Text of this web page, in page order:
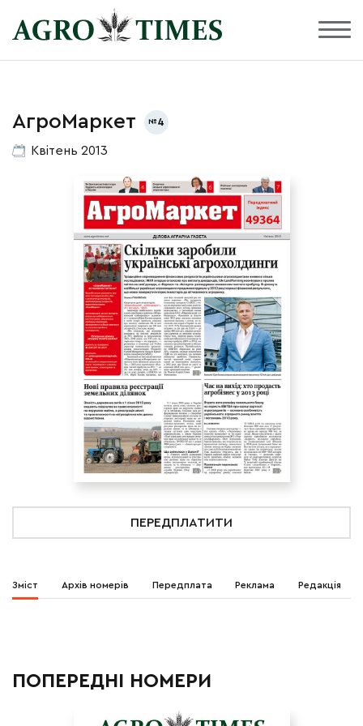
АгроМаркет 4
Квітень 2013
ПЕРЕДПЛАТИТИ
Зміст Архів номерів Передплата Реклама Редакція
ПОПЕРЕДНІ НОМЕРИ